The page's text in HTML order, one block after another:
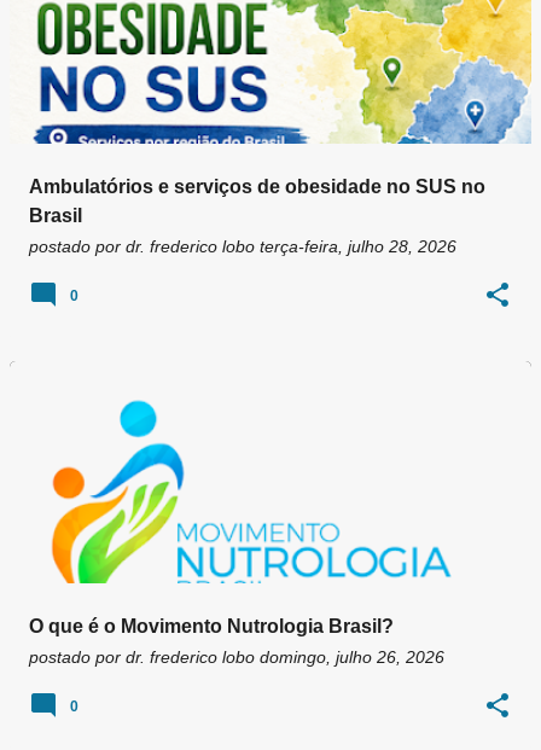
Ambulatórios e serviços de obesidade no SUS no
Brasil
postado por dr. frederico lobo terça-feira, julho 28, 2026
0
O que é o Movimento Nutrologia Brasil?
postado por dr. frederico lobo domingo, julho 26, 2026
0